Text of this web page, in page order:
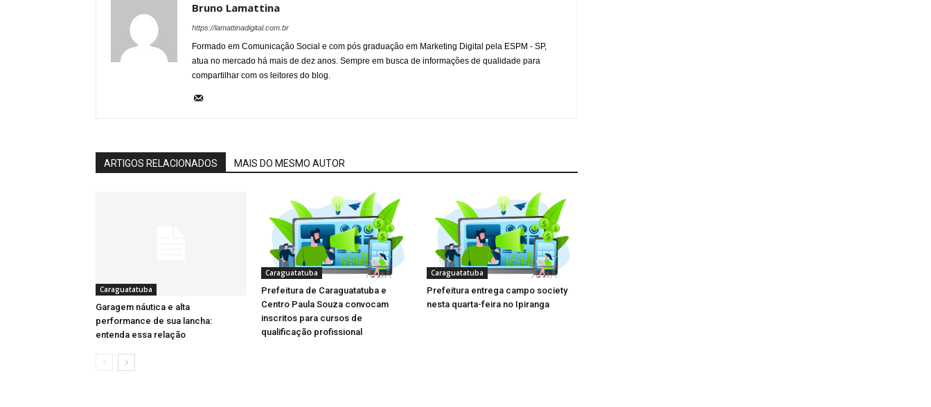
Bruno Lamattina
https://lamattinadigital.com.br
Formado em Comunicação Social e com pós graduação em Marketing Digital pela ESPM - SP,
atua no mercado há mais de dez anos. Sempre em busca de informações de qualidade para
compartilhar com os leitores do blog.
ARTIGOS RELACIONADOS MAIS DO MESMO AUTOR
Caraguatatuba
Garagem náutica e alta
performance de sua lancha:
entenda essa relação
Caraguatatuba
Prefeitura de Caraguatatuba e
Centro Paula Souza convocam
inscritos para cursos de
qualificação profissional
Caraguatatuba
Prefeitura entrega campo society
nesta quarta-feira no Ipiranga